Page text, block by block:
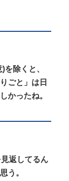
を除くと、
ごと」は日
かったね。
返してるん
う。